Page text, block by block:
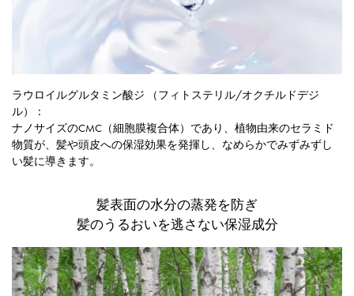
ラウロイルグルタミン酸ジ （フィトステリル/オクチルドデジ
ル）：
ナノサイズのCMC（細胞膜複合体）であり、植物由来のセラミド
物質が、髪や頭皮への保湿効果を発揮し、なめらかでみずみずし
い髪に導きます。
髪表面の水分の蒸発を防ぎ
髪のうるおいを逃さない保湿成分